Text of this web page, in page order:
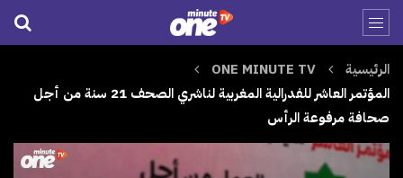
الرئيسية
ONE MINUTE TV
المؤتمر العاشر للفدرالية المغربية لناشري الصحف 21 سنة من أجل
صحافة مرفوعة الرأس